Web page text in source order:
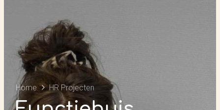
Home HR Projecten